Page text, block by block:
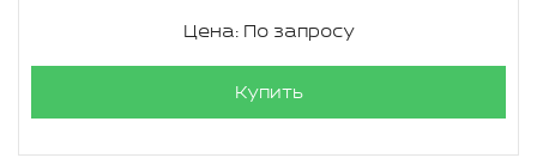
Цена: По запросу
Купить